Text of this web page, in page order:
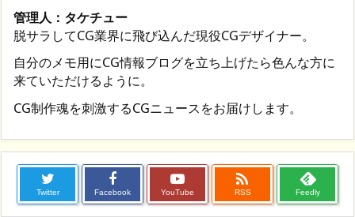
管理人：タケチュー
脱サラしてCG業界に飛び込んだ現役CGデザイナー。
自分のメモ用にCG情報ブログを立ち上げたら色んな方に
来ていただけるように。
CG制作魂を刺激するCGニュースをお届けします。
Twitter Facebook YouTube

RSS Feedly